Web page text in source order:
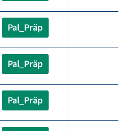
Pal_Präp
Pal_Präp
Pal_Präp